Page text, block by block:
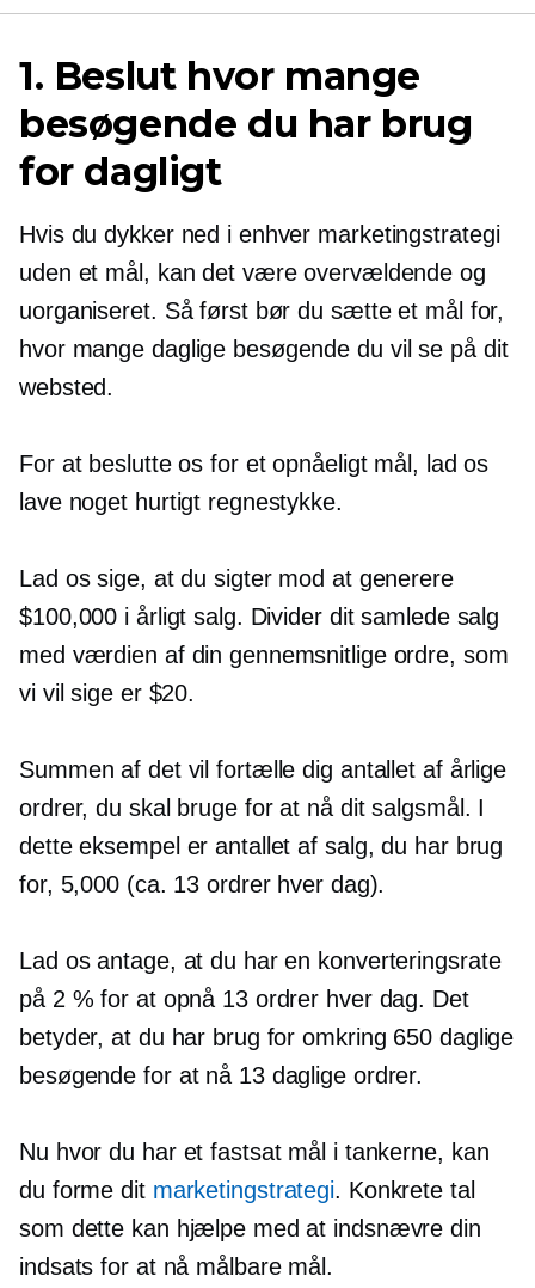
1. Beslut hvor mange
besøgende du har brug
for dagligt
Hvis du dykker ned i enhver marketingstrategi
uden et mål, kan det være overvældende og
uorganiseret. Så først bør du sætte et mål for,
hvor mange daglige besøgende du vil se på dit
websted.
For at beslutte os for et opnåeligt mål, lad os
lave noget hurtigt regnestykke.
Lad os sige, at du sigter mod at generere
$100,000 i årligt salg. Divider dit samlede salg
med værdien af ​​din gennemsnitlige ordre, som
vi vil sige er $20.
Summen af ​​det vil fortælle dig antallet af årlige
ordrer, du skal bruge for at nå dit salgsmål. I
dette eksempel er antallet af salg, du har brug
for, 5,000 (ca. 13 ordrer hver dag).
Lad os antage, at du har en konverteringsrate
på 2 % for at opnå 13 ordrer hver dag. Det
betyder, at du har brug for omkring 650 daglige
besøgende for at nå 13 daglige ordrer.
Nu hvor du har et fastsat mål i tankerne, kan
du forme dit marketingstrategi. Konkrete tal
som dette kan hjælpe med at indsnævre din
indsats for at nå målbare mål.